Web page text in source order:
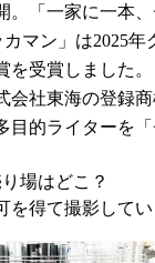
。「一家に一本、
マン」は2025年
を受賞しました。
会社東海の登録
目的ライターを
場はどこ？
を得て撮影してい